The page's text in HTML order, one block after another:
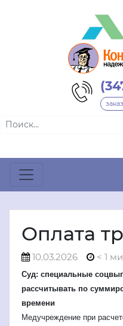
Оплата
10.03.2026 < 1
Суд: специальные
рассчитывать по
времени
Медучреждение при